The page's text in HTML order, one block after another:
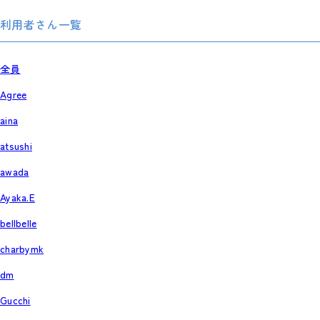
利用者さん一覧
全員
Agree
aina
atsushi
awada
Ayaka.E
bellbelle
charbymk
dm
Gucchi